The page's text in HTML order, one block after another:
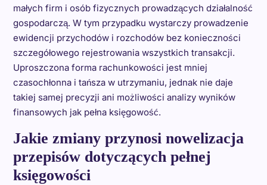
małych firm i osób fizycznych prowadzących działalność
gospodarczą. W tym przypadku wystarczy prowadzenie
ewidencji przychodów i rozchodów bez konieczności
szczegółowego rejestrowania wszystkich transakcji.
Uproszczona forma rachunkowości jest mniej
czasochłonna i tańsza w utrzymaniu, jednak nie daje
takiej samej precyzji ani możliwości analizy wyników
finansowych jak pełna księgowość.
Jakie zmiany przynosi nowelizacja
przepisów dotyczących pełnej
księgowości